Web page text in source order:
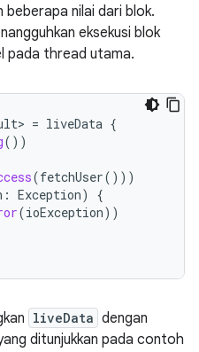
beberapa nilai dari blok.
eksekusi blok
pada thread utama.
= liveData {
())
(fetchUser()))
: Exception)
{
(ioException))
liveData dengan
ditunjukkan pada contoh